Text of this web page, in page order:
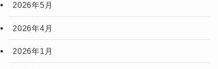
2026年5月
2026年4月
2026年1月